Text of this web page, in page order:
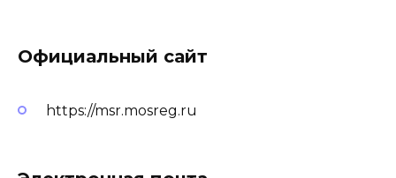
Официальный сайт
https://msr.mosreg.ru